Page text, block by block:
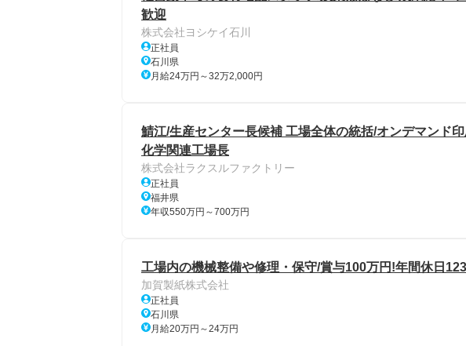
歓迎
株式会社ヨシケイ石川
正社員
石川県
月給24万円～32万2,000円
鯖江/生産センター長候補 工場全体の統括/オンデマンド
化学関連工場長
株式会社ラクスルファクトリー
正社員
福井県
年収550万円～700万円
工場内の機械整備や修理・保守/賞与100万円!年間休日
加賀製紙株式会社
正社員
石川県
月給20万円～24万円